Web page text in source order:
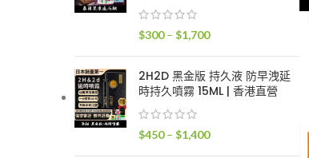
$300 – $1,700價
範
圍：
$1,700
2H2D 黑金版 持久液 防早洩延
時持久噴霧 15ML | 香港直營
$450 – $1,400價